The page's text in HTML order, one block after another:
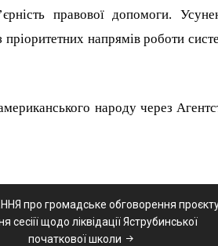
правової допомоги.
напрямів роботи
народу через
про громадське обговорення
сесіії щодо ліквідації Яструбинської
початкової школи